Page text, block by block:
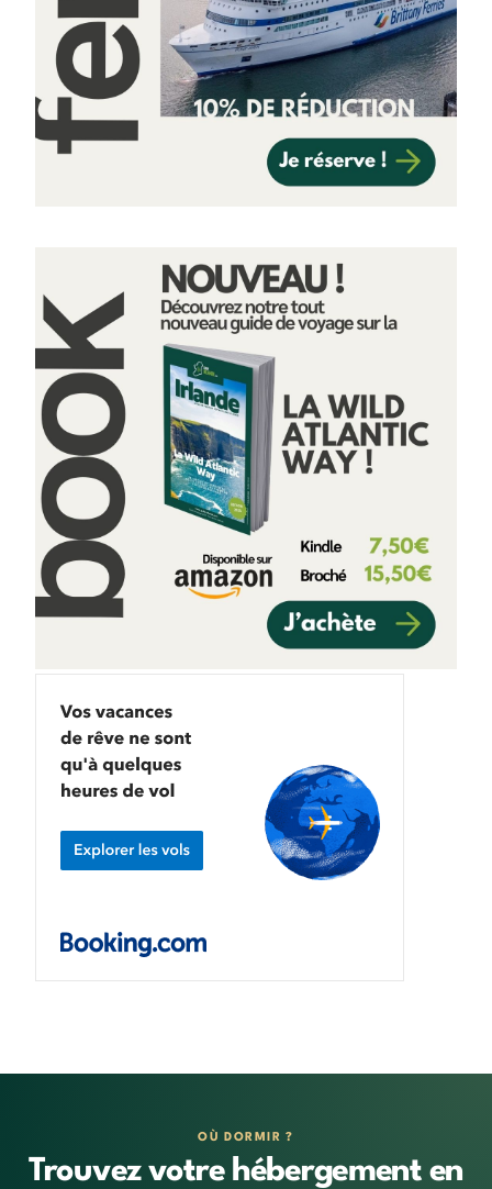
OÙ DORMIR ?
Trouvez votre hébergement en